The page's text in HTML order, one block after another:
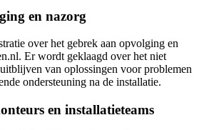
en nazorg
over het gebrek aan opvolging en
Er wordt geklaagd over het niet
van oplossingen voor problemen
ondersteuning na de installatie.
en installatieteams